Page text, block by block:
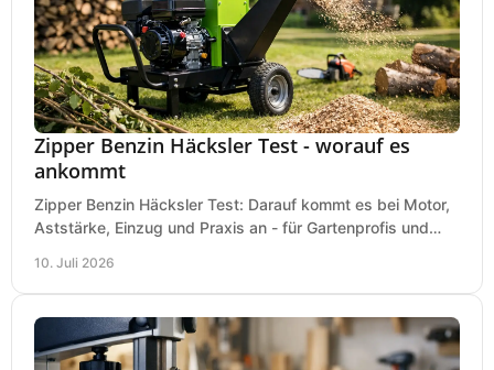
Zipper Benzin Häcksler Test - worauf es
ankommt
Zipper Benzin Häcksler Test: Darauf kommt es bei Motor,
Aststärke, Einzug und Praxis an - für Gartenprofis und
10. Juli 2026